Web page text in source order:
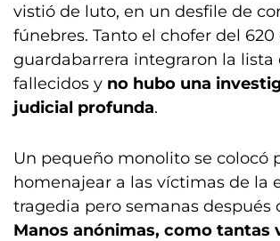
vistió de luto, en un desfile de
fúnebres. Tanto el chofer del 620
guardabarrera integraron la lista
fallecidos y no hubo una
judicial profunda.
Un pequeño monolito se colocó
homenajear a las víctimas de la
tragedia pero semanas después
Manos anónimas, como tantas